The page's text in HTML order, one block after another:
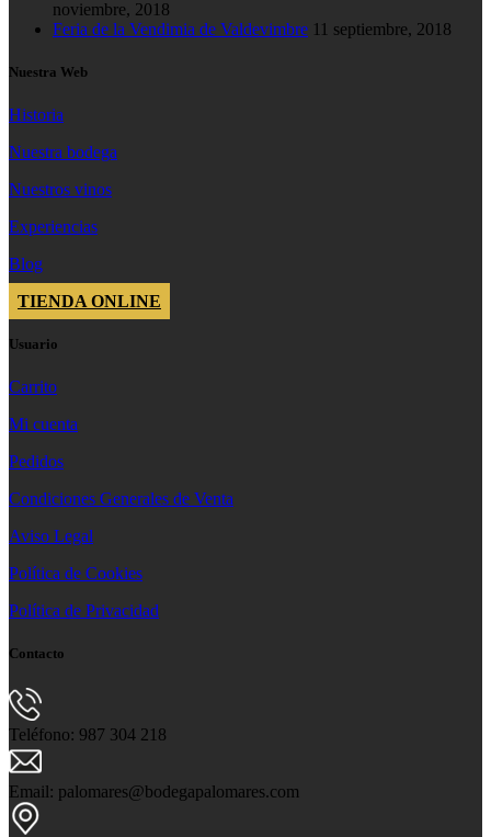
noviembre, 2018
Feria de la Vendimia de Valdevimbre 11 septiembre, 2018
Nuestra Web
Historia
Nuestra bodega
Nuestros vinos
Experiencias
Blog
TIENDA ONLINE
Usuario
Carrito
Mi cuenta
Pedidos
Condiciones Generales de Venta
Aviso Legal
Política de Cookies
Política de Privacidad
Contacto
Teléfono: 987 304 218
Email: palomares@bodegapalomares.com